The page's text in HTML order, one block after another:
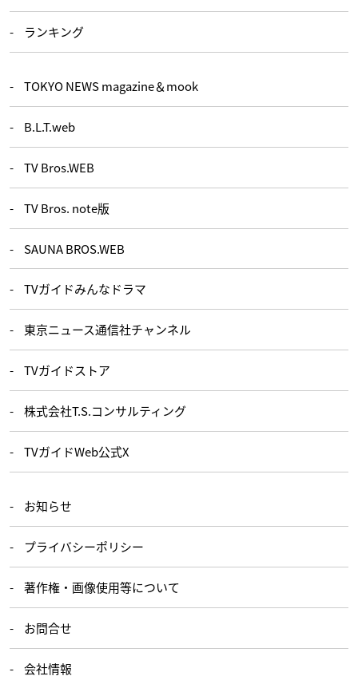
ランキング
TOKYO NEWS magazine＆mook
B.L.T.web
TV Bros.WEB
TV Bros. note版
SAUNA BROS.WEB
TVガイドみんなドラマ
東京ニュース通信社チャンネル
TVガイドストア
株式会社T.S.コンサルティング
TVガイドWeb公式X
お知らせ
プライバシーポリシー
著作権・画像使用等について
お問合せ
会社情報